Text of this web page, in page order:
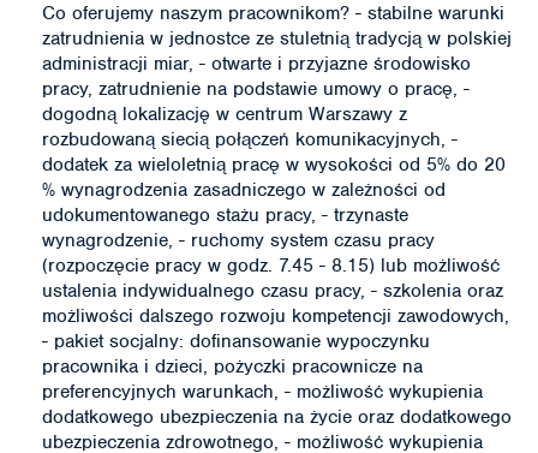
Co oferujemy naszym pracownikom? - stabilne warunki
zatrudnienia w jednostce ze stuletnią tradycją w polskiej
administracji miar, - otwarte i przyjazne środowisko
pracy, zatrudnienie na podstawie umowy o pracę, -
dogodną lokalizację w centrum Warszawy z
rozbudowaną siecią połączeń komunikacyjnych, -
dodatek za wieloletnią pracę w wysokości od 5% do 20
% wynagrodzenia zasadniczego w zależności od
udokumentowanego stażu pracy, - trzynaste
wynagrodzenie, - ruchomy system czasu pracy
(rozpoczęcie pracy w godz. 7.45 - 8.15) lub możliwość
ustalenia indywidualnego czasu pracy, - szkolenia oraz
możliwości dalszego rozwoju kompetencji zawodowych,
- pakiet socjalny: dofinansowanie wypoczynku
pracownika i dzieci, pożyczki pracownicze na
preferencyjnych warunkach, - możliwość wykupienia
dodatkowego ubezpieczenia na życie oraz dodatkowego
ubezpieczenia zdrowotnego, - możliwość wykupienia